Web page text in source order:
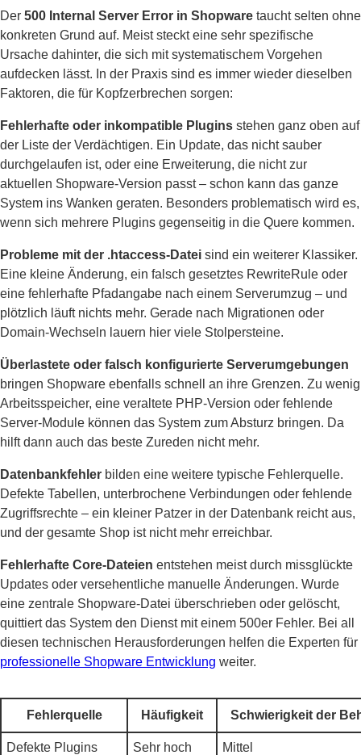
Der 500 Internal Server Error in Shopware taucht selten ohne
konkreten Grund auf. Meist steckt eine sehr spezifische
Ursache dahinter, die sich mit systematischem Vorgehen
aufdecken lässt. In der Praxis sind es immer wieder dieselben
Faktoren, die für Kopfzerbrechen sorgen:
Fehlerhafte oder inkompatible Plugins stehen ganz oben auf
der Liste der Verdächtigen. Ein Update, das nicht sauber
durchgelaufen ist, oder eine Erweiterung, die nicht zur
aktuellen Shopware-Version passt – schon kann das ganze
System ins Wanken geraten. Besonders problematisch wird es,
wenn sich mehrere Plugins gegenseitig in die Quere kommen.
Probleme mit der .htaccess-Datei sind ein weiterer Klassiker.
Eine kleine Änderung, ein falsch gesetztes RewriteRule oder
eine fehlerhafte Pfadangabe nach einem Serverumzug – und
plötzlich läuft nichts mehr. Gerade nach Migrationen oder
Domain-Wechseln lauern hier viele Stolpersteine.
Überlastete oder falsch konfigurierte Serverumgebungen
bringen Shopware ebenfalls schnell an ihre Grenzen. Zu wenig
Arbeitsspeicher, eine veraltete PHP-Version oder fehlende
Server-Module können das System zum Absturz bringen. Da
hilft dann auch das beste Zureden nicht mehr.
Datenbankfehler bilden eine weitere typische Fehlerquelle.
Defekte Tabellen, unterbrochene Verbindungen oder fehlende
Zugriffsrechte – ein kleiner Patzer in der Datenbank reicht aus,
und der gesamte Shop ist nicht mehr erreichbar.
Fehlerhafte Core-Dateien entstehen meist durch missglückte
Updates oder versehentliche manuelle Änderungen. Wurde
eine zentrale Shopware-Datei überschrieben oder gelöscht,
quittiert das System den Dienst mit einem 500er Fehler. Bei all
diesen technischen Herausforderungen helfen die Experten für
professionelle Shopware Entwicklung weiter.
Fehlerquelle Häufigkeit Schwierigkeit der
Defekte Plugins Sehr hoch Mittel